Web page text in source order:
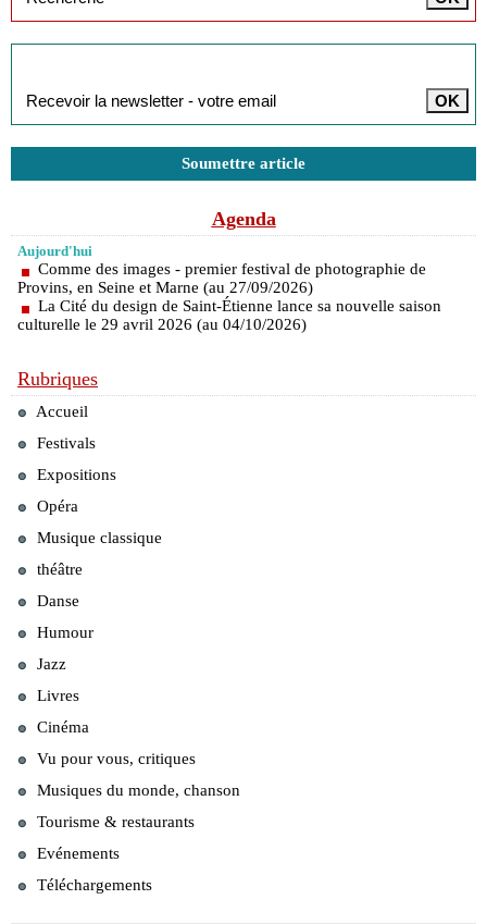
Soumettre article
Agenda
Aujourd'hui
Comme des images - premier festival de photographie de
Provins, en Seine et Marne (au 27/09/2026)
La Cité du design de Saint-Étienne lance sa nouvelle saison
culturelle le 29 avril 2026 (au 04/10/2026)
Rubriques
Accueil
Festivals
Expositions
Opéra
Musique classique
théâtre
Danse
Humour
Jazz
Livres
Cinéma
Vu pour vous, critiques
Musiques du monde, chanson
Tourisme & restaurants
Evénements
Téléchargements